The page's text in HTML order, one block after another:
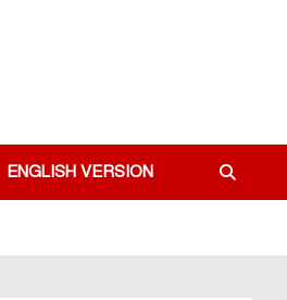
ENGLISH VERSION